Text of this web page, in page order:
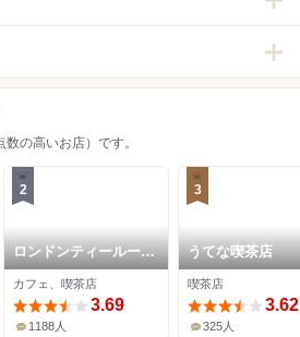
の高いお店）です。
2
ロンドンティールーム
堂島本店
カフェ、喫茶店
3.69
1188人
3
うてな喫茶店
喫茶店
3.62
325人